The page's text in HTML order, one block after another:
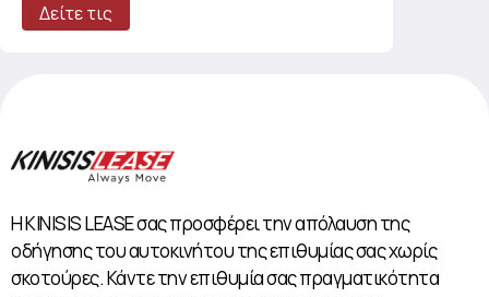
Δείτε τις
Η KINISIS LEASE σας προσφέρει την απόλαυση της
οδήγησης του αυτοκινήτου της επιθυμίας σας χωρίς
σκοτούρες. Κάντε την επιθυμία σας πραγματικότητα